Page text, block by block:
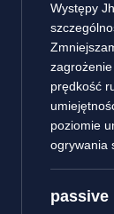
Występy
prędkość
poziomie
ogrywania
passive